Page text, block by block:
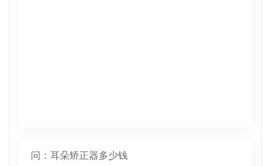
问：耳朵矫正器多少钱